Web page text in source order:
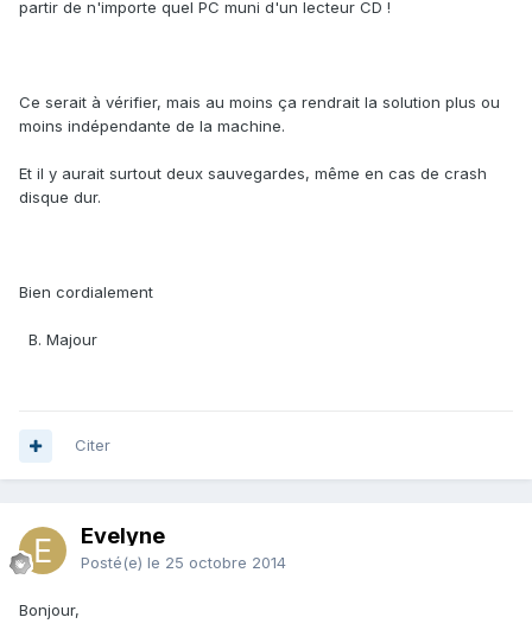
partir de n'importe quel PC muni d'un lecteur CD !
Ce serait à vérifier, mais au moins ça rendrait la solution plus ou
moins indépendante de la machine.
Et il y aurait surtout deux sauvegardes, même en cas de crash
disque dur.
Bien cordialement
B. Majour
Citer
Evelyne
Posté(e) le 25 octobre 2014
Bonjour,